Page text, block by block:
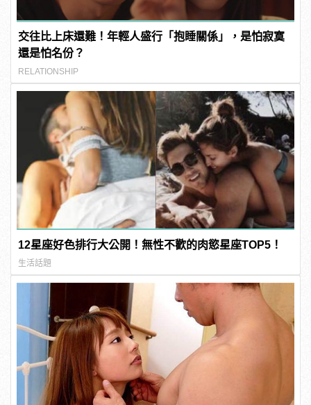
交往比上床還難！年輕人盛行「抱睡關係」，是怕寂寞
還是怕名份？
RELATIONSHIP
12星座好色排行大公開！無性不歡的肉慾星座TOP5！
生活話題